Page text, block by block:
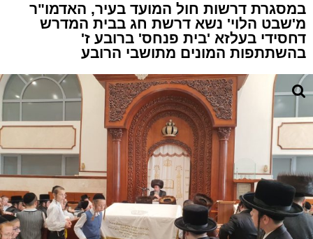
במסגרת דרשות חול המועד בעיר, האדמו"ר
מ'שבט הלוי' נשא דרשת חג בבית המדרש
דחסידי בעלזא 'בית פנחס' ברובע ז'
בהשתתפות המונים מתושבי הרובע